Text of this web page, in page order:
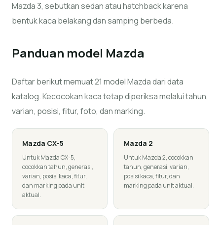
Mazda 3, sebutkan sedan atau hatchback karena
bentuk kaca belakang dan samping berbeda.
Panduan model Mazda
Daftar berikut memuat 21 model Mazda dari data
katalog. Kecocokan kaca tetap diperiksa melalui tahun,
varian, posisi, fitur, foto, dan marking.
Mazda CX-5
Untuk Mazda CX-5,
cocokkan tahun, generasi,
varian, posisi kaca, fitur,
dan marking pada unit
aktual.
Mazda 2
Untuk Mazda 2, cocokkan
tahun, generasi, varian,
posisi kaca, fitur, dan
marking pada unit aktual.